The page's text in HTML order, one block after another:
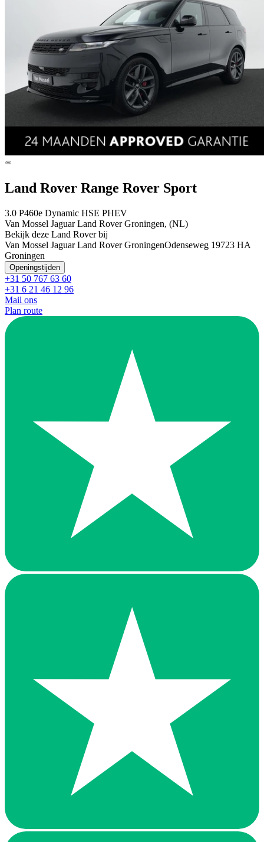
Land Rover Range Rover Sport
3.0 P460e Dynamic HSE PHEV
Van Mossel Jaguar Land Rover Groningen, (NL)
Bekijk deze Land Rover bij
Van Mossel Jaguar Land Rover GroningenOdenseweg 19723 HA
Groningen
Openingstijden
+31 50 767 63 60
+31 6 21 46 12 96
Mail ons
Plan route